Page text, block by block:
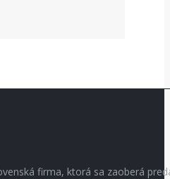
firma, ktorá sa zaoberá